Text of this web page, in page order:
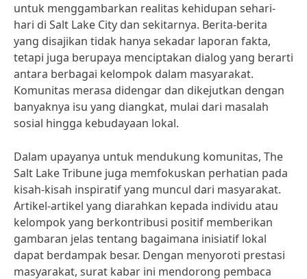
untuk menggambarkan realitas kehidupan sehari-
hari di Salt Lake City dan sekitarnya. Berita-berita
yang disajikan tidak hanya sekadar laporan fakta,
tetapi juga berupaya menciptakan dialog yang berarti
antara berbagai kelompok dalam masyarakat.
Komunitas merasa didengar dan dikejutkan dengan
banyaknya isu yang diangkat, mulai dari masalah
sosial hingga kebudayaan lokal.
Dalam upayanya untuk mendukung komunitas, The
Salt Lake Tribune juga memfokuskan perhatian pada
kisah-kisah inspiratif yang muncul dari masyarakat.
Artikel-artikel yang diarahkan kepada individu atau
kelompok yang berkontribusi positif memberikan
gambaran jelas tentang bagaimana inisiatif lokal
dapat berdampak besar. Dengan menyoroti prestasi
masyarakat, surat kabar ini mendorong pembaca